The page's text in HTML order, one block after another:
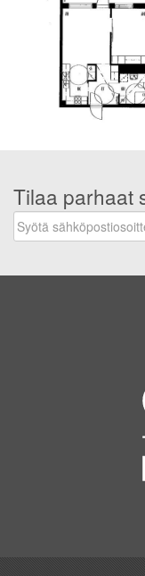
Tilaa parhaat